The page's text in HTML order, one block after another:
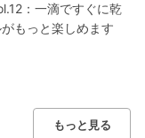
：一滴ですぐに乾
もっと楽しめます
もっと見る